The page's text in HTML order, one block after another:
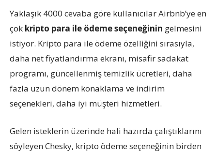
Yaklaşık 4000 cevaba göre kullanıcılar Airbnb’ye en
çok kripto para ile ödeme seçeneğinin gelmesini
istiyor. Kripto para ile ödeme özelliğini sırasıyla,
daha net fiyatlandırma ekranı, misafir sadakat
programı, güncellenmiş temizlik ücretleri, daha
fazla uzun dönem konaklama ve indirim
seçenekleri, daha iyi müşteri hizmetleri.
Gelen isteklerin üzerinde hali hazırda çalıştıklarını
söyleyen Chesky, kripto ödeme seçeneğinin birden